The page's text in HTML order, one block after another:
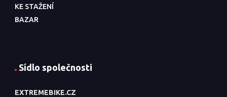
KE STAŽENÍ
BAZAR
Sídlo společnosti
EXTREMEBIKE.CZ